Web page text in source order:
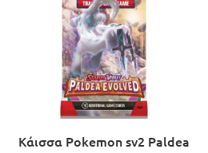
Κάισσα Pokemon sv2 Paldea